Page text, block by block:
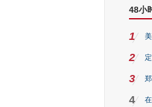
48小
1
2
3
4